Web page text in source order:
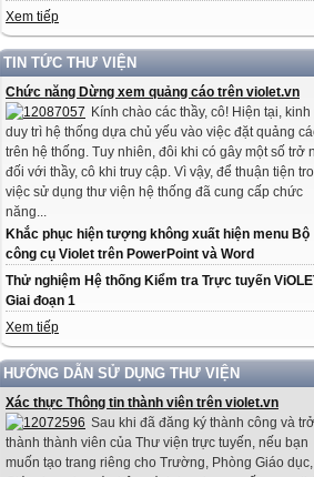
Xem tiếp
TIN TỨC THƯ VIỆN
Chức năng Dừng xem quảng cáo trên violet.vn
Kính chào các thầy, cô! Hiện tại, kinh
duy trì hệ thống dựa chủ yếu vào việc đặt quảng
trên hệ thống. Tuy nhiên, đôi khi có gây một số trở
đối với thầy, cô khi truy cập. Vì vậy, để thuận tiện
việc sử dụng thư viện hệ thống đã cung cấp chức
năng...
Khắc phục hiện tượng không xuất hiện menu Bộ
công cụ Violet trên PowerPoint và Word
Thử nghiệm Hệ thống Kiểm tra Trực tuyến
Giai đoạn 1
Xem tiếp
HƯỚNG DẪN SỬ DỤNG THƯ VIỆN
Xác thực Thông tin thành viên trên violet.vn
Sau khi đã đăng ký thành công và trở
thành thành viên của Thư viện trực tuyến, nếu bạn
muốn tạo trang riêng cho Trường, Phòng Giáo